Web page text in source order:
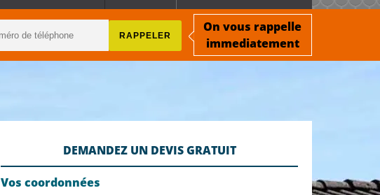
On vous rappelle
immediatement
DEMANDEZ UN DEVIS GRATUIT
Vos coordonnées